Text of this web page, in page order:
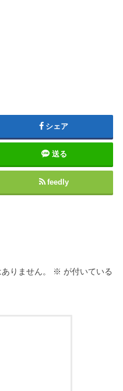
シェア
送る
feedly
りません。 ※ が付いている